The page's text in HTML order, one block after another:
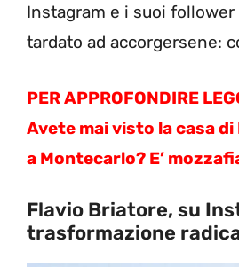
Instagram e i suoi
tardato ad accorgersene:
PER APPROFONDIRE
Avete mai visto la casa
a Montecarlo? E’
Flavio Briatore, su
trasformazione